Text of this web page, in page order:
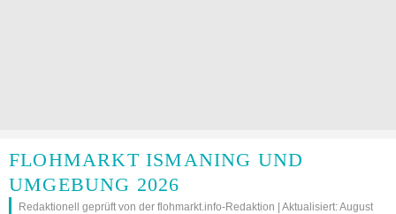
FLOHMARKT ISMANING UND
UMGEBUNG 2026
Redaktionell geprüft von der flohmarkt.info-Redaktion | Aktualisiert: August